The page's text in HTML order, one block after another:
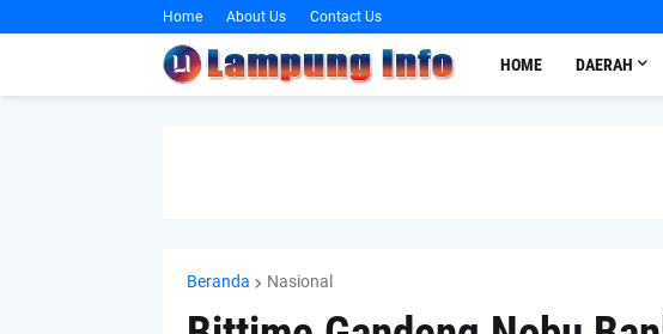
Home About Us Contact Us
HOME DAERAH
Beranda Nasional